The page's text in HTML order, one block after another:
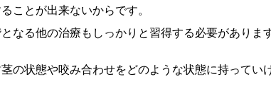
ことが出来ないからです。
なる他の治療もしっかりと習得する必要があります
の状態や咬み合わせをどのような状態に持ってい